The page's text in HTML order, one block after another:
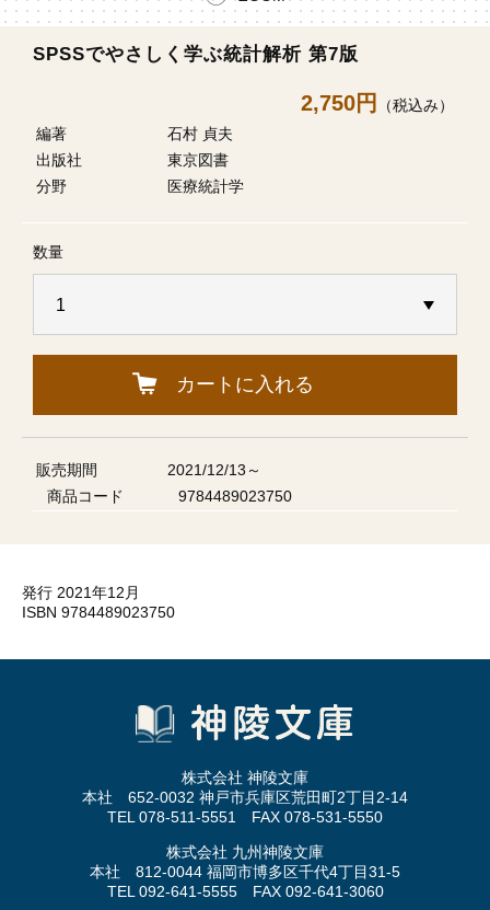
SPSSでやさしく学ぶ統計解析 第7版
2,750円
（税込み）
編著
石村 貞夫
出版社
東京図書
分野
医療統計学
数量
カートに入れる
販売期間
2021/12/13～
商品コード
9784489023750
発行 2021年12月
ISBN 9784489023750
株式会社 神陵文庫
本社 652-0032 神戸市兵庫区荒田町2丁目2-14
TEL 078-511-5551 FAX 078-531-5550
株式会社 九州神陵文庫
本社 812-0044 福岡市博多区千代4丁目31-5
TEL 092-641-5555 FAX 092-641-3060